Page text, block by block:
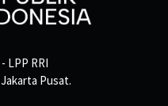
LPP RRI
Pusat.